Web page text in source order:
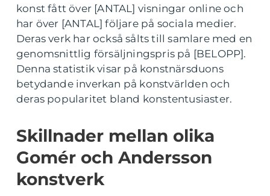
konst fått över [ANTAL] visningar online och
har över [ANTAL] följare på sociala medier.
Deras verk har också sålts till samlare med en
genomsnittlig försäljningspris på [BELOPP].
Denna statistik visar på konstnärsduons
betydande inverkan på konstvärlden och
deras popularitet bland konstentusiaster.
Skillnader mellan olika
Gomér och Andersson
konstverk